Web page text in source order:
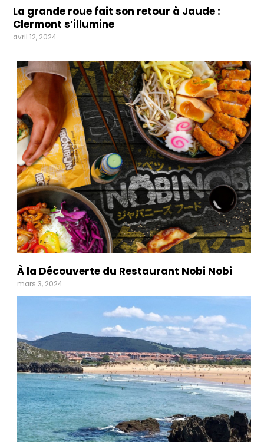
La grande roue fait son retour à Jaude :
Clermont s’illumine
avril 12, 2024
À la Découverte du Restaurant Nobi Nobi
mars 3, 2024